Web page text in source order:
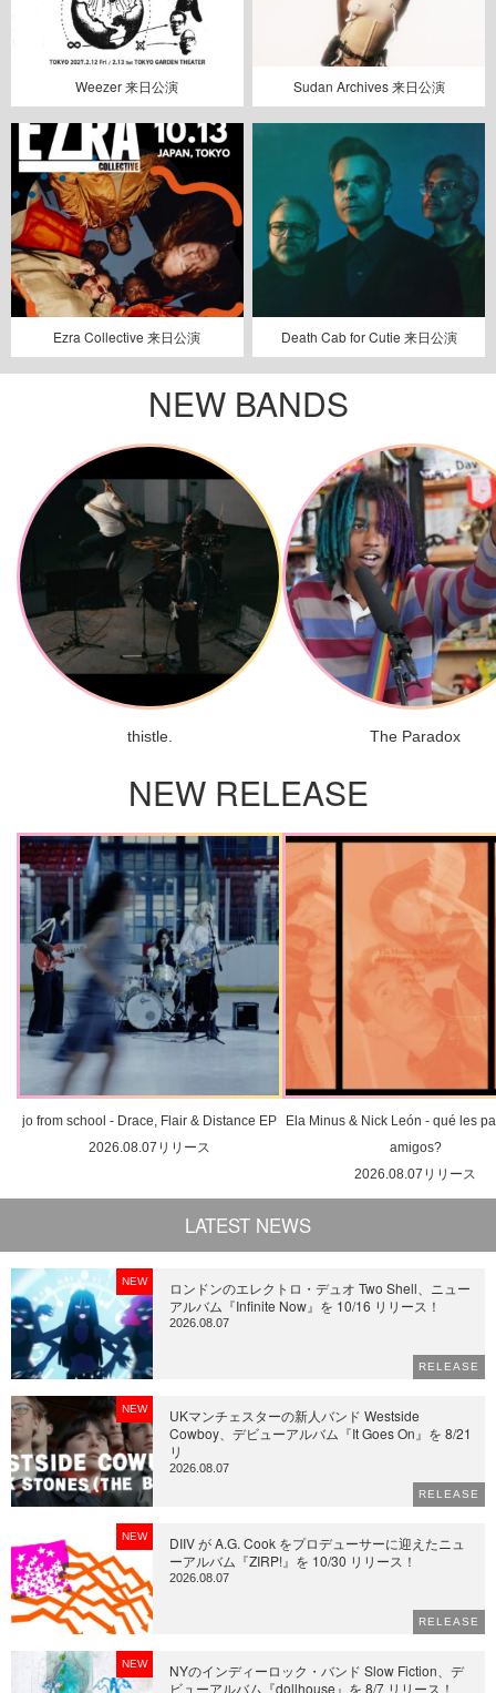
Weezer 来日公演 Sudan Archives 来日公演
Ezra Collective 来日公演 Death Cab for Cutie 来日公演
NEW BANDS
thistle. The Paradox
NEW RELEASE
jo from school - Drace, Flair & Distance EP
2026.08.07リリース
Ela Minus & Nick León - qué les
amigos?
2026.08.07リリース
LATEST NEWS
NEW
ロンドンのエレクトロ・デュオ Two Shell、ニュー
アルバム『Infinite Now』を 10/16 リリース！
2026.08.07
RELEASE
NEW
UKマンチェスターの新人バンド Westside
Cowboy、デビューアルバム『It Goes On』を 8/21
リ
2026.08.07
RELEASE
NEW
DIIV が A.G. Cook をプロデューサーに迎えたニュ
ーアルバム『ZIRP!』を 10/30 リリース！
2026.08.07
RELEASE
NEW
NYのインディーロック・バンド Slow Fiction、デ
ビューアルバム『dollhouse』を 8/7 リリース！